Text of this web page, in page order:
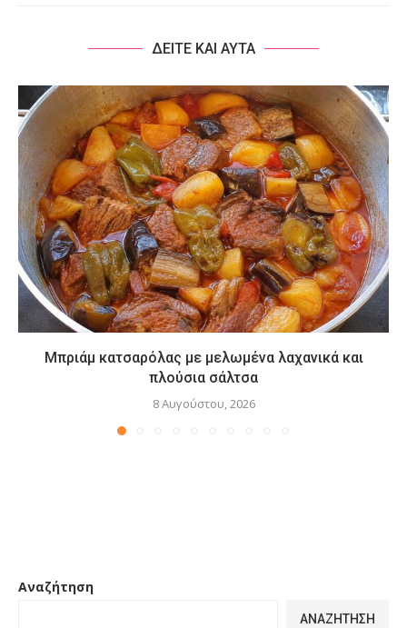
ΔΕΙΤΕ ΚΑΙ ΑΥΤΑ
Μπριάμ κατσαρόλας με μελωμένα λαχανικά και
πλούσια σάλτσα
8 Αυγούστου, 2026
Αναζήτηση
ΑΝΑΖΉΤΗΣΗ